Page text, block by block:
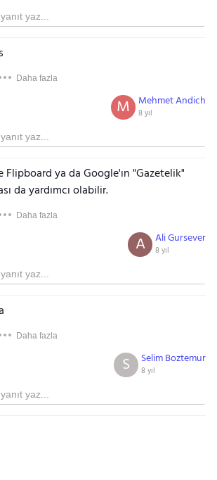
Daha fazla
Mehmet Andich
8 yıl
M
Flipboard ya da Google'ın "Gazetelik"
da yardımcı olabilir.
Daha fazla
Ali Gursever
8 yıl
A
Daha fazla
Selim Boztemur
8 yıl
S